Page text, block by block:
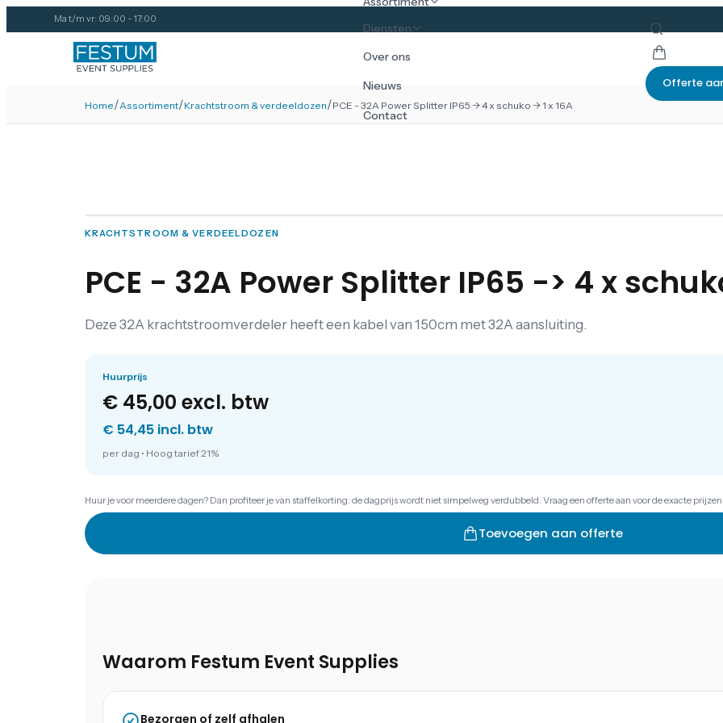
Ma t/m vr: 09:00 - 17:00
Diensten
Over ons
Nieuws
Contact
Offerte
Home/Assortiment/Krachtstroom & verdeeldozen/PCE - 32A Power Splitter IP65 -> 4 x schuko -> 1 x 16A
KRACHTSTROOM & VERDEELDOZEN
PCE - 32A Power Splitter IP65 -> 4 x
Deze 32A krachtstroomverdeler heeft een kabel van 150cm met 32A aansluiting.
Huurprijs
€ 45,00 excl. btw
€ 54,45 incl. btw
per dag • Hoog tarief 21%
Huur je voor meerdere dagen? Dan profiteer je van staffelkorting: de dagprijs wordt niet simpelweg verdubbeld. Vraag een offerte aan voor de exacte
Toevoegen aan offerte
Waarom Festum Event Supplies
Bezorgen of zelf afhalen